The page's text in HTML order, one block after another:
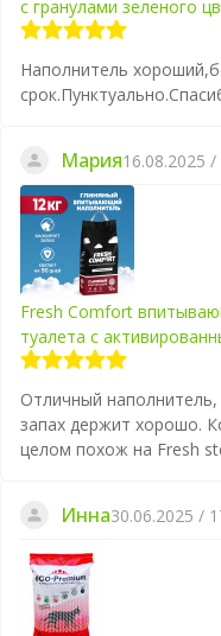
с гранулами зеленого
Наполнитель
Мария16.08.2025 /
Fresh Comfort
туалета с
Отличный
запах держит хорошо.
целом похож на Fresh
Инна30.06.2025 /